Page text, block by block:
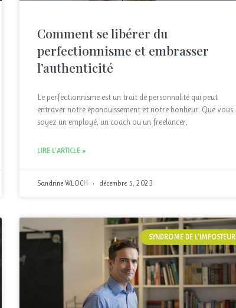
Comment se libérer du
perfectionnisme et embrasser
l’authenticité
Le perfectionnisme est un trait de personnalité qui peut
entraver notre épanouissement et notre bonheur. Que vous
soyez un employé, un coach ou un freelancer,
LIRE L'ARTICLE »
Sandrine WLOCH décembre 5, 2023
SYNDROME DE L'IMPOSTEUR